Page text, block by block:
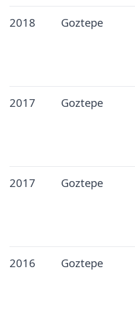
2018 Goztepe
2017 Goztepe
2017 Goztepe
2016 Goztepe